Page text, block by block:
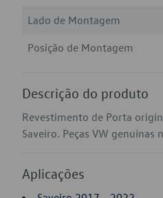
Lado de Montagem
Posição de Montagem
Descrição do produto
Revestimento de Porta
Saveiro. Peças VW
Aplicações